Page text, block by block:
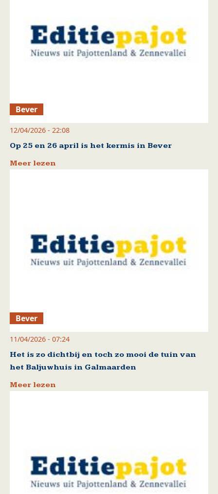
Bever
12/04/2026 - 22:08
Op 25 en 26 april is het kermis in Bever
Meer lezen
Bever
11/04/2026 - 07:24
Het is zo dichtbij en toch zo mooi de tuin van
het Baljuwhuis in Galmaarden
Meer lezen